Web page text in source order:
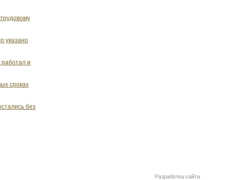
указано
и
сроках
без
Разработка сайта